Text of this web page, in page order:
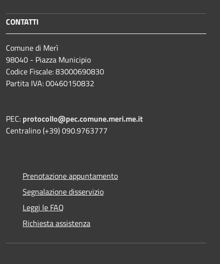
CONTATTI
Comune di Merì
98040 - Piazza Municipio
Codice Fiscale: 83000690830
Partita IVA: 00460150832
PEC: protocollo@pec.comune.meri.me.it
Centralino (+39) 090.9763777
Prenotazione appuntamento
Segnalazione disservizio
Leggi le FAQ
Richiesta assistenza